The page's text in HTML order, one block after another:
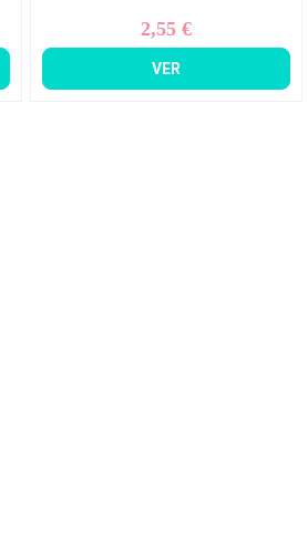
Precio
2,55 €
VER